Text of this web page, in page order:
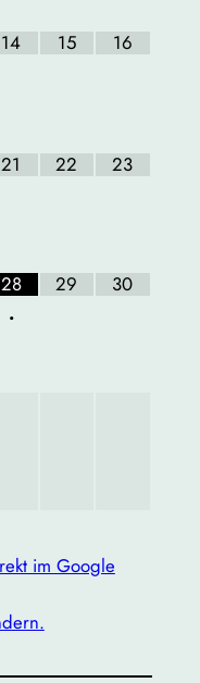
14 15 16
21 22 23
28
•
29 30
im Google